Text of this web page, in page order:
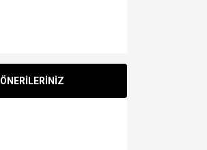
ÖNERİLERİNİZ